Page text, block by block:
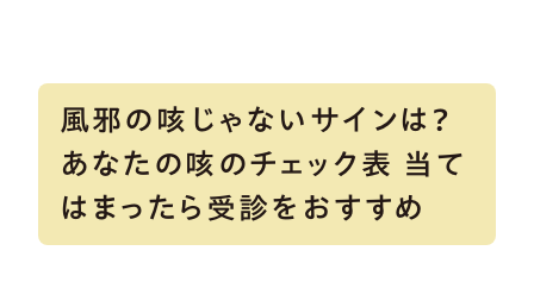
風邪の咳じゃないサインは？
あなたの咳のチェック表 当て
はまったら受診をおすすめ